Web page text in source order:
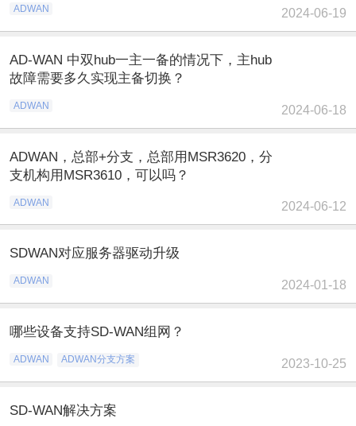
ADWAN 2024-06-19
AD-WAN 中双hub一主一备的情况下，主hub
故障需要多久实现主备切换？
ADWAN 2024-06-18
ADWAN，总部+分支，总部用MSR3620，分
支机构用MSR3610，可以吗？
ADWAN 2024-06-12
SDWAN对应服务器驱动升级
ADWAN 2024-01-18
哪些设备支持SD-WAN组网？
ADWAN ADWAN分支方案 2023-10-25
SD-WAN解决方案